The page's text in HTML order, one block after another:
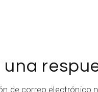
una
de correo electrónico